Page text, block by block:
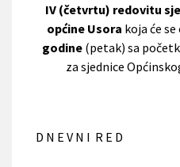
IV (četvrtu) redovitu
općine Usora koja će
godine (petak) sa
za sjednice
D N E V N I R E D